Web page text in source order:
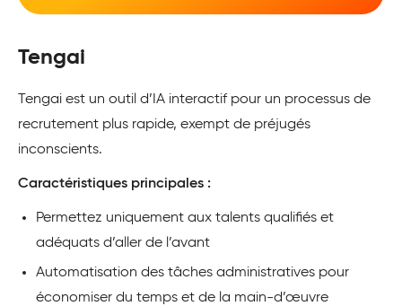
Tengai
Tengai est un outil d’IA interactif pour un processus de
recrutement plus rapide, exempt de préjugés
inconscients.
Caractéristiques principales :
Permettez uniquement aux talents qualifiés et
adéquats d’aller de l’avant
Automatisation des tâches administratives pour
économiser du temps et de la main-d’œuvre